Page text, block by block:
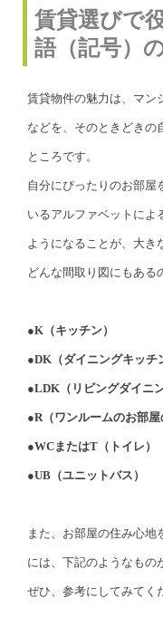
賃貸選びで
語（記号）
賃貸物件の魅力は、マン
などを、そのときどきの
ところです。
自分にぴったりのお部屋
いるアルファベットによ
ようになることが、大き
どんな間取り図にもある
●K（キッチン）
●DK（ダイニングキッチ
●LDK（リビングダイニ
●R（ワンルームのお部屋
●WCまたはT（トイレ）
●UB（ユニットバス）
また、お部屋の住み心地
には、下記のようなもの
ぜひ、参考にしてみてく